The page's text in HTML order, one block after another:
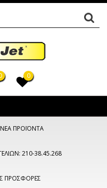
0
ΠΡΟΪΟΝΤΑ
210-38.45.268
ΠΡΟΣΦΟΡΕΣ